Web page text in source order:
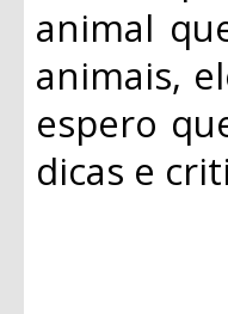
animal
animais,
espero
dicas e